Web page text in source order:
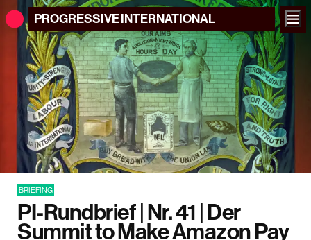
PROGRESSIVEINTERNATIONAL
BRIEFING
PI-Rundbrief | Nr. 41 | Der
Summit to Make Amazon Pay